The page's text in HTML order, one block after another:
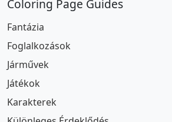
Coloring Page Guides
Fantázia
Foglalkozások
Járművek
Játékok
Karakterek